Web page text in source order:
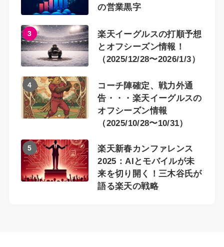
の営業黒字
3
楽天イーグルスの打順予想
とオフシーズン情報！
（2025/12/28〜2026/1/3）
4
コーチ陣確定、戦力外通
告・・・楽天イーグルスの
オフシーズン情報
（2025/10/28〜10/31）
5
楽天新春カンファレンス
2025：AIとモバイルが未
来を切り開く！三木谷氏が
語る楽天の戦略